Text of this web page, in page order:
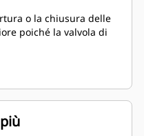
o la chiusura delle
poiché la valvola di
taglio è
è a contatto con il